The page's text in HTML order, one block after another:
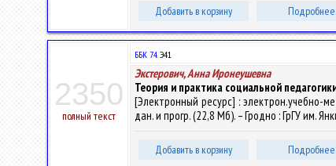
Добавить в корзину Подробнее
2350
полный текст
ББК 74.Э41
Экстерович, Анна Иронеушевна
Теория и практика социальной
[Электронный ресурс] : электрон.учебно-
дан. и прогр. (22,8 Мб). – Гродно : ГрГУ им.
Добавить в корзину Подробнее